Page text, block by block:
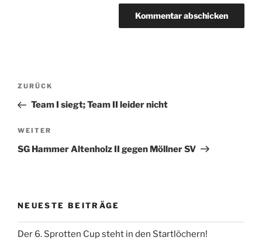
Beitragsnavigation
Vorheriger
Beitrag
ZURÜCK
Team I siegt; Team II leider nicht
Nächster
Beitrag
WEITER
SG Hammer Altenholz II gegen Möllner SV
NEUESTE BEITRÄGE
Der 6. Sprotten Cup steht in den Startlöchern!